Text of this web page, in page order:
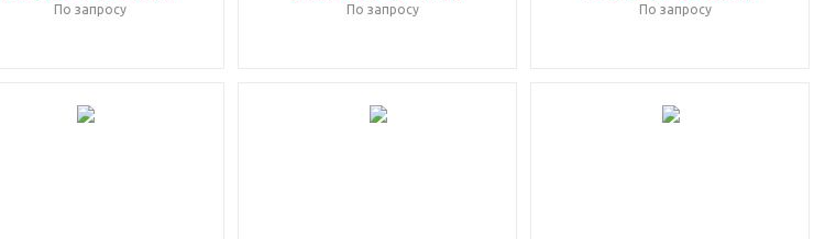
По запросу По запросу По запросу